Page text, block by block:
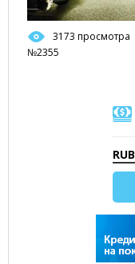
3173 просмотра
№2355
RUB